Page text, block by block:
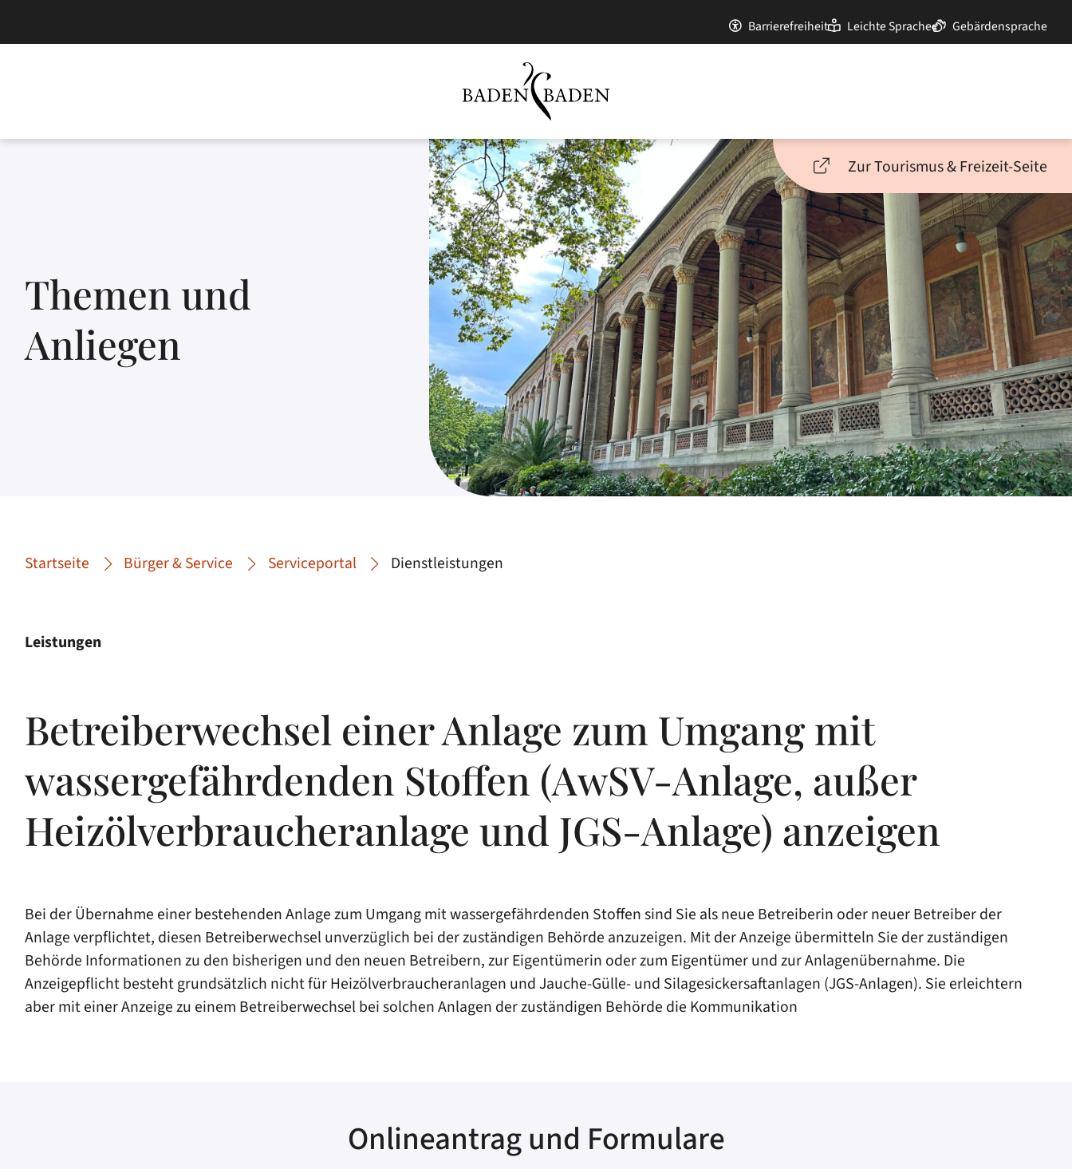
Barrierefreiheit Leichte Sprache Gebärdensprache
Zur Tourismus & Freizeit-Seite
Themen und
Anliegen
Startseite Bürger & Service Serviceportal Dienstleistungen
Leistungen
Betreiberwechsel einer Anlage zum Umgang mit
wassergefährdenden Stoffen (AwSV-Anlage, außer
Heizölverbraucheranlage und JGS-Anlage) anzeigen
Bei der Übernahme einer bestehenden Anlage zum Umgang mit wassergefährdenden Stoffen sind Sie als neue Betreiberin oder neuer Betreiber der
Anlage verpflichtet, diesen Betreiberwechsel unverzüglich bei der zuständigen Behörde anzuzeigen. Mit der Anzeige übermitteln Sie der zuständigen
Behörde Informationen zu den bisherigen und den neuen Betreibern, zur Eigentümerin oder zum Eigentümer und zur Anlagenübernahme. Die
Anzeigepflicht besteht grundsätzlich nicht für Heizölverbraucheranlagen und Jauche-Gülle- und Silagesickersaftanlagen (JGS-Anlagen). Sie erleichtern
aber mit einer Anzeige zu einem Betreiberwechsel bei solchen Anlagen der zuständigen Behörde die Kommunikation
Onlineantrag und Formulare